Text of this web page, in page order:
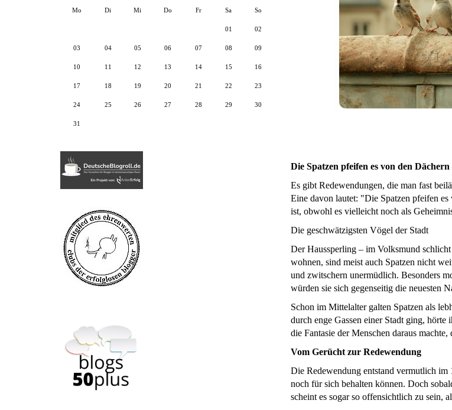
Die Spatzen pfeifen es von den
Es gibt Redewendungen, die man fast
Eine davon lautet: "Die Spatzen pfeifen
ist, obwohl es vielleicht noch als
Die geschwätzigsten Vögel der Stadt
Der Haussperling – im Volksmund
wohnen, sind meist auch Spatzen nicht
und zwitschern unermüdlich. Besonders
würden sie sich gegenseitig die neuesten
Schon im Mittelalter galten Spatzen als
durch enge Gassen einer Stadt ging,
die Fantasie der Menschen daraus
Vom Gerücht zur Redewendung
Die Redewendung entstand vermutlich im
noch für sich behalten können. Doch
scheint es sogar so offensichtlich zu sein,
Mo Di Mi Do Fr Sa So
01 02
03 04 05 06 07 08 09
10 11 12 13 14 15 16
17 18 19 20 21 22 23
24 25 26 27 28 29 30
31